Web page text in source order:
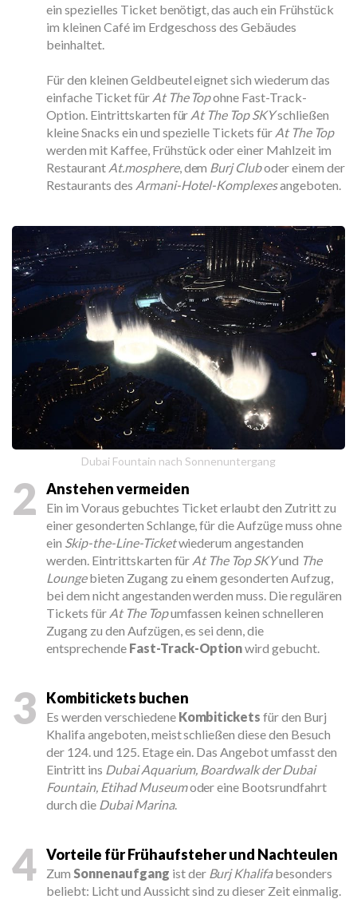
ein spezielles Ticket benötigt, das auch ein Frühstück
im kleinen Café im Erdgeschoss des Gebäudes
beinhaltet.
Für den kleinen Geldbeutel eignet sich wiederum das
einfache Ticket für At The Topohne Fast-Track-
Option. Eintrittskarten für At The Top SKYschließen
kleine Snacks ein und spezielle Tickets für At The Top
werden mit Kaffee, Frühstück oder einer Mahlzeit im
Restaurant At.mosphere, dem Burj Cluboder einem der
Restaurants des Armani-Hotel-Komplexesangeboten.
Dubai Fountain nach Sonnenuntergang
2 Anstehen vermeiden
Ein im Voraus gebuchtes Ticket erlaubt den Zutritt zu
einer gesonderten Schlange, für die Aufzüge muss ohne
ein Skip-the-Line-Ticketwiederum angestanden
werden. Eintrittskarten für At The Top SKYund The
Loungebieten Zugang zu einem gesonderten Aufzug,
bei dem nicht angestanden werden muss. Die regulären
Tickets für At The Topumfassen keinen schnelleren
Zugang zu den Aufzügen, es sei denn, die
entsprechende Fast-Track-Optionwird gebucht.
3 Kombitickets buchen
Es werden verschiedene Kombitickets für den Burj
Khalifa angeboten, meist schließen diese den Besuch
der 124. und 125. Etage ein. Das Angebot umfasst den
Eintritt ins Dubai Aquarium, Boardwalk der Dubai
Fountain, Etihad Museumoder eine Bootsrundfahrt
durch die Dubai Marina.
4 Vorteile für Frühaufsteher und Nachteulen
Zum Sonnenaufgang ist der Burj Khalifabesonders
beliebt: Licht und Aussicht sind zu dieser Zeit einmalig.